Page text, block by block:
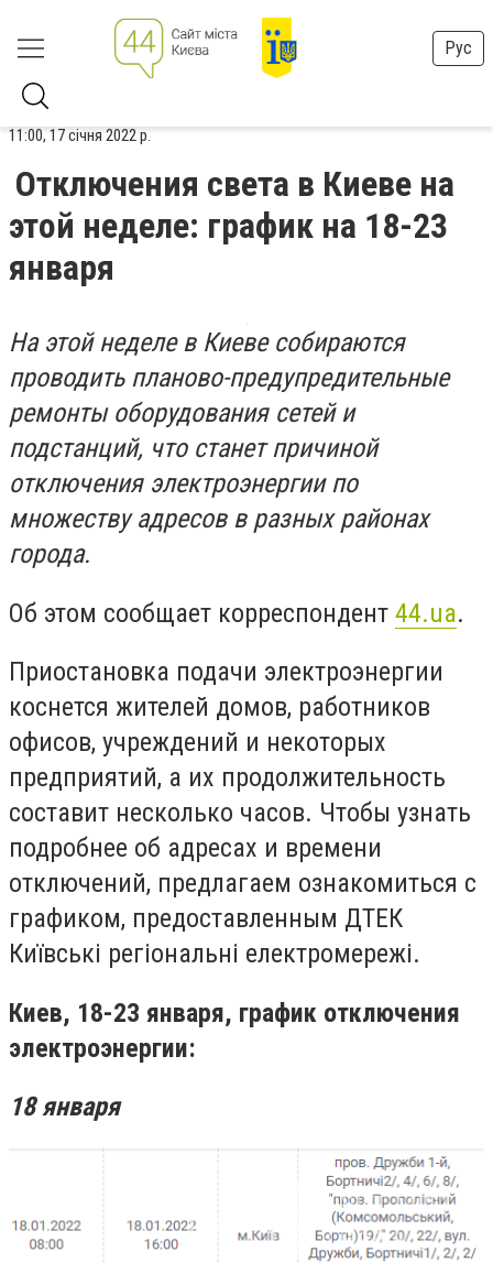
Рус
11:00, 17 січня 2022 р.
Отключения света в Киеве на
этой неделе: график на 18-23
января
На этой неделе в Киеве собираются
проводить планово-предупредительные
ремонты оборудования сетей и
подстанций, что станет причиной
отключения электроэнергии по
множеству адресов в разных районах
города.
Об этом сообщает корреспондент 44.ua.
Приостановка подачи электроэнергии
коснется жителей домов, работников
офисов, учреждений и некоторых
предприятий, а их продолжительность
составит несколько часов. Чтобы узнать
подробнее об адресах и времени
отключений, предлагаем ознакомиться с
графиком, предоставленным ДТЕК
Київські регіональні електромережі.
Киев, 18-23 января, график отключения
электроэнергии:
18 января